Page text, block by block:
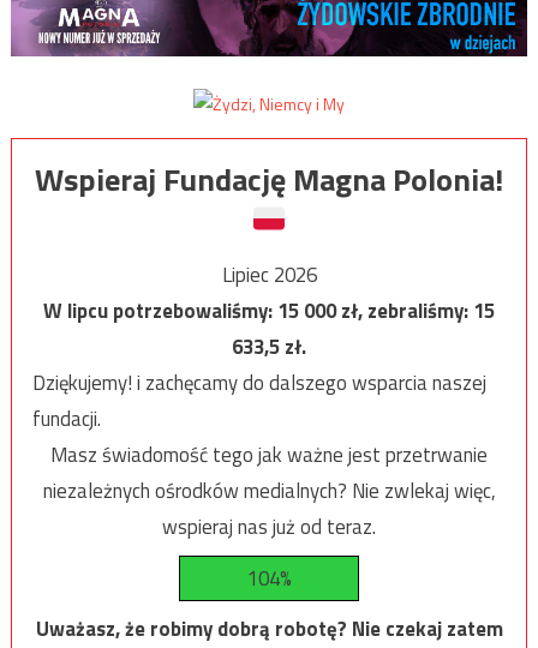
Wspieraj Fundację Magna Polonia!
Lipiec 2026
W lipcu potrzebowaliśmy:15 000zł, zebraliśmy:15
633,5zł.
Dziękujemy! i zachęcamy do dalszego wsparcia naszej
fundacji.
Masz świadomość tego jak ważne jest przetrwanie
niezależnych ośrodków medialnych? Nie zwlekaj więc,
wspieraj nas już od teraz.
104%
Uważasz, że robimy dobrą robotę? Nie czekaj zatem